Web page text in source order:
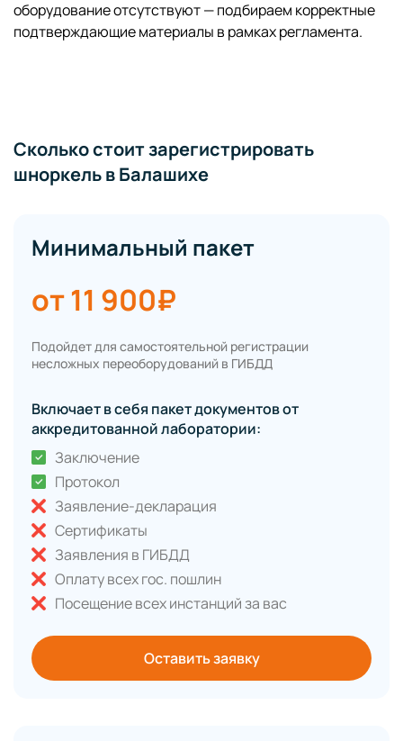
оборудование отсутствуют — подбираем корректные
подтверждающие материалы в рамках регламента.
Сколько стоит зарегистрировать
шноркель в Балашихе
Минимальный пакет
от 11 900₽
Подойдет для самостоятельной регистрации
несложных переоборудований в ГИБДД
Включает в себя пакет документов от
аккредитованной лаборатории:
Заключение
Протокол
Заявление-декларация
Сертификаты
Заявления в ГИБДД
Оплату всех гос. пошлин
Посещение всех инстанций за вас
Оставить заявку